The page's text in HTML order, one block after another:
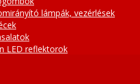
lámpák, vezérlések
LED reflektorok